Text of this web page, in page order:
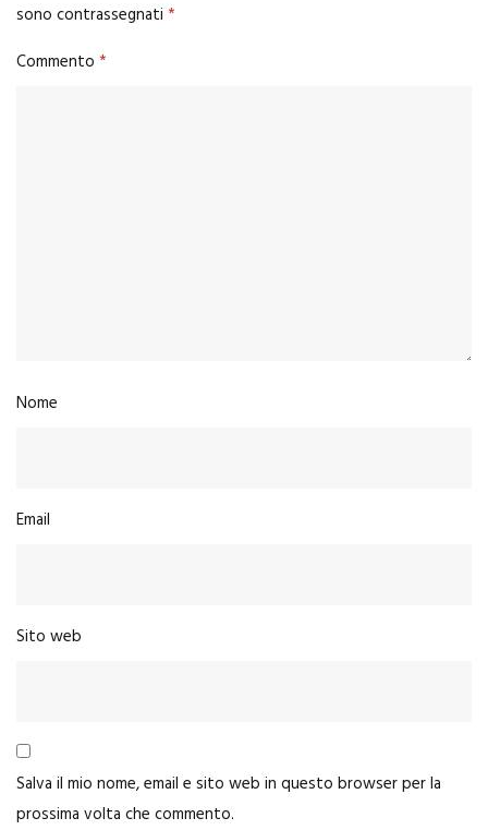
sono contrassegnati *
Commento *
Nome
Email
Sito web
Salva il mio nome, email e sito web in questo browser per la
prossima volta che commento.